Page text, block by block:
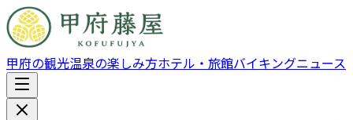
甲府の観光温泉の楽しみ方ホテル・旅館バイキングニュース